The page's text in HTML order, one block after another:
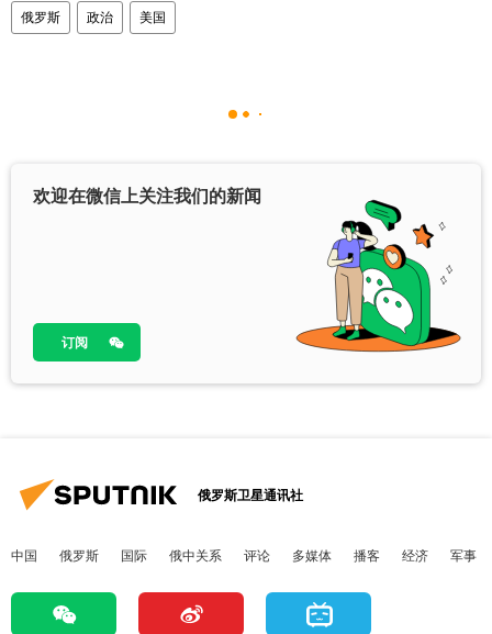
俄罗斯 政治 美国
欢迎在微信上关注我们的新闻
订阅
俄罗斯卫星通讯社
中国 俄罗斯 国际 俄中关系 评论 多媒体 播客 经济 军事